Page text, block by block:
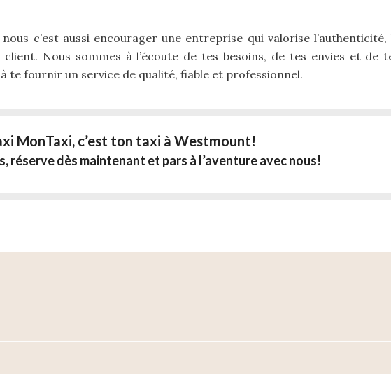
c’est aussi encourager une entreprise qui valorise l’authenticité,
Nous sommes à l’écoute de tes besoins, de tes envies et de
te fournir un service de qualité, fiable et professionnel.
MonTaxi, c’est ton taxi à Westmount!
réserve dès maintenant et pars à l’aventure avec nous!